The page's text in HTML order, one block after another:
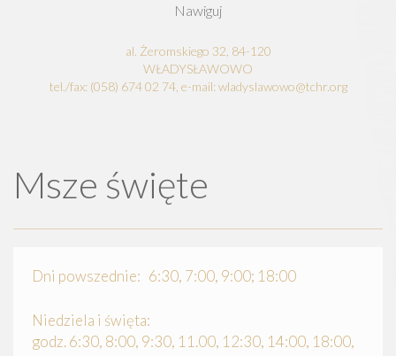
Nawiguj
al. Żeromskiego 32, 84-120
WŁADYSŁAWOWO
tel./fax: (058) 674 02 74, e-mail: wladyslawowo@tchr.org
Msze święte
Dni powszednie: 6:30, 7:00, 9:00; 18:00
Niedziela i święta:
godz. 6:30, 8:00, 9:30, 11.00, 12:30, 14:00, 18:00,